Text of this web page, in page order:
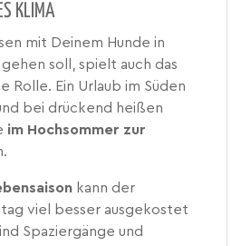
KLIMA
mit Deinem Hunde in
soll, spielt auch das
Rolle. Ein Urlaub im Süden
bei drückend heißen
im Hochsommer zur
kann der
viel besser ausgekostet
Spaziergänge und